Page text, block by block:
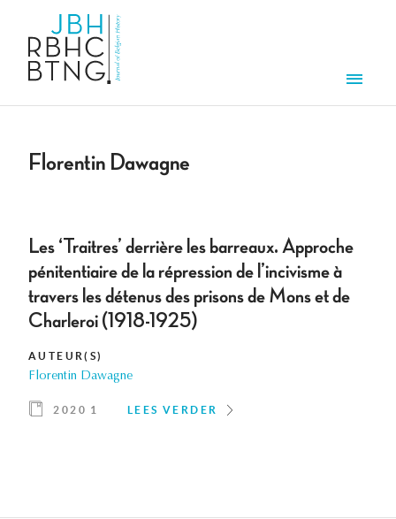
Florentin Dawagne
Les ‘Traitres’ derrière les barreaux. Approche
pénitentiaire de la répression de l’incivisme à
travers les détenus des prisons de Mons et de
Charleroi (1918-1925)
AUTEUR(S)
Florentin Dawagne
2020 1 LEES VERDER